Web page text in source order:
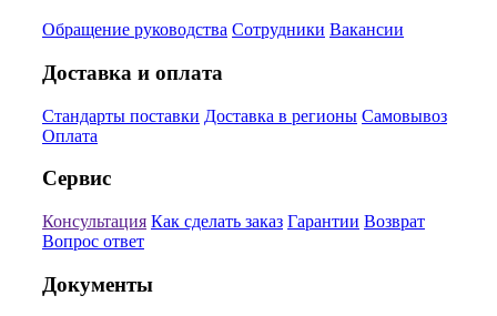
Обращение руководства Сотрудники Вакансии
Доставка и оплата
Стандарты поставки Доставка в регионы Самовывоз
Оплата
Сервис
Консультация Как сделать заказ Гарантии Возврат
Вопрос ответ
Документы